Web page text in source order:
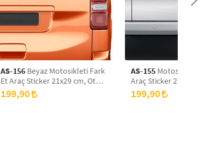
AS-156 Beyaz Motosikleti Fark
Et Araç Sticker 21x29 cm, Oto
Sticker, Araba Sticker
199,90
AS-155 Motosikleti Fark
Araç Sticker 21x29 cm,
Sticker, Araba Sticker
199,90